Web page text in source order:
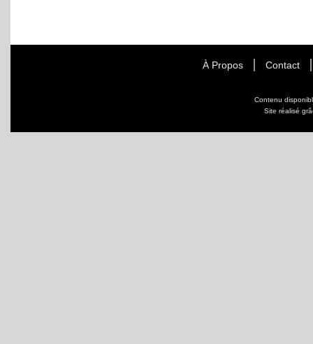
À Propos Contact
Contenu
Site réalisé